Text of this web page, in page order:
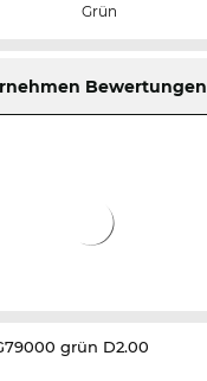
Grün
Bewertungen
grün D2.00